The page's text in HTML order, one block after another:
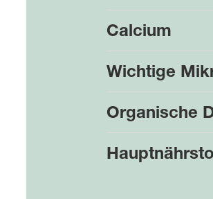
Calcium
Wichtige
Organische